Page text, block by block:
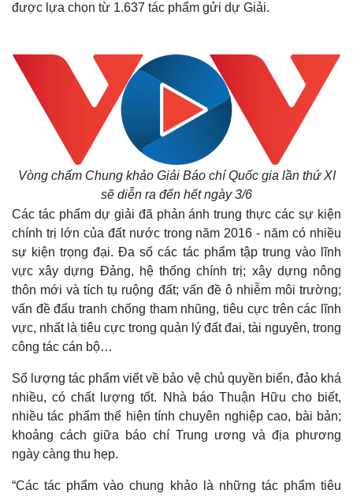
Thế giới
Quan sát
Cuộc sống đó đây
Hồ sơ
Multimedia
Video
Ảnh
E-Magazine
được lựa chọn từ 1.637 tác phẩm gửi dự Giải.
Vòng chấm Chung khảo Giải Báo chí Quốc gia lần thứ XI
sẽ diễn ra đến hết ngày 3/6
Các tác phẩm dự giải đã phản ánh trung thực các sự kiện
chính trị lớn của đất nước trong năm 2016 - năm có nhiều
sự kiện trọng đại. Đa số các tác phẩm tập trung vào lĩnh
vực xây dựng Đảng, hệ thống chính trị; xây dựng nông
thôn mới và tích tụ ruộng đất; vấn đề ô nhiễm môi trường;
vấn đề đấu tranh chống tham nhũng, tiêu cực trên các lĩnh
vực, nhất là tiêu cực trong quản lý đất đai, tài nguyên, trong
công tác cán bộ…
Số lượng tác phẩm viết về bảo vệ chủ quyền biển, đảo khá
nhiều, có chất lượng tốt. Nhà báo Thuận Hữu cho biết,
nhiều tác phẩm thể hiện tính chuyên nghiệp cao, bài bản;
khoảng cách giữa báo chí Trung ương và địa phương
ngày càng thu hẹp.
“Các tác phẩm vào chung khảo là những tác phẩm tiêu